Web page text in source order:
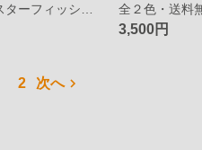
3,500円
2 次へ